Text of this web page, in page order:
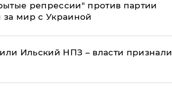
репрессии" против партии
мир с Украиной
Ильский НПЗ – власти признали